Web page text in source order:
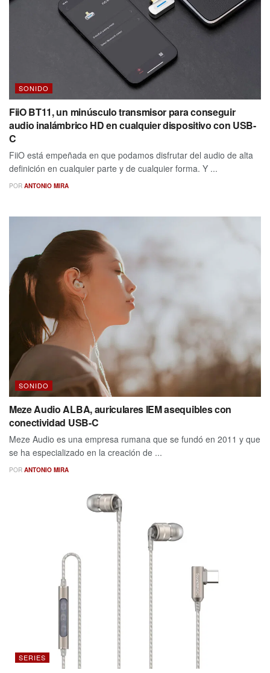
SONIDO
FiiO BT11, un minúsculo transmisor para conseguir
audio inalámbrico HD en cualquier dispositivo con USB-
C
FiiO está empeñada en que podamos disfrutar del audio de alta
definición en cualquier parte y de cualquier forma. Y ...
POR ANTONIO MIRA
SONIDO
Meze Audio ALBA, auriculares IEM asequibles con
conectividad USB-C
Meze Audio es una empresa rumana que se fundó en 2011 y que
se ha especializado en la creación de ...
POR ANTONIO MIRA
SERIES